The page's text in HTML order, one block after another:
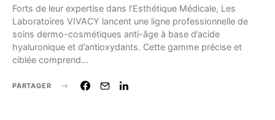
Forts de leur expertise dans l’Esthétique Médicale, Les
Laboratoires VIVACY lancent une ligne professionnelle de
soins dermo-cosmétiques anti-âge à base d’acide
hyaluronique et d’antioxydants. Cette gamme précise et
ciblée comprend…
PARTAGER